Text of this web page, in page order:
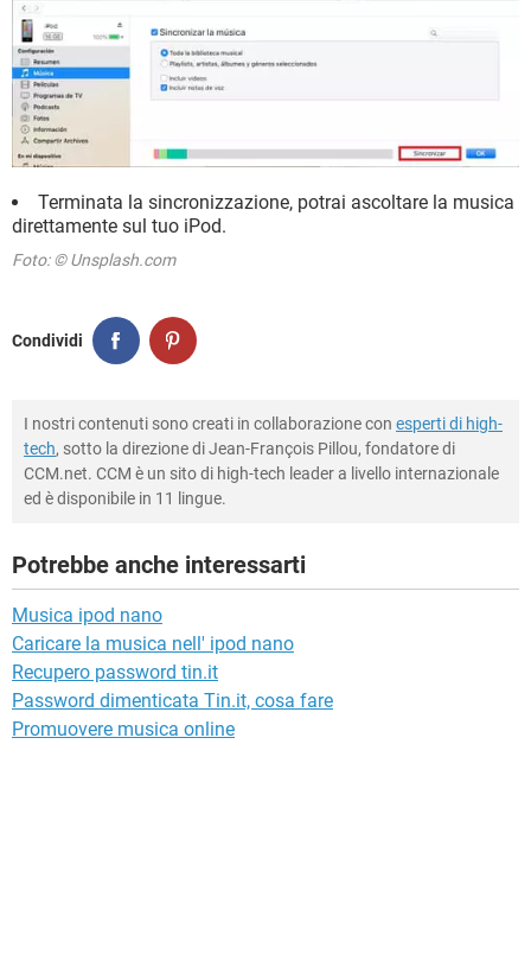
Terminata la sincronizzazione, potrai ascoltare la musica
direttamente sul tuo iPod.
Foto: © Unsplash.com
Condividi
I nostri contenuti sono creati in collaborazione con esperti di high-
tech, sotto la direzione di Jean-François Pillou, fondatore di
CCM.net. CCM è un sito di high-tech leader a livello internazionale
ed è disponibile in 11 lingue.
Potrebbe anche interessarti
Musica ipod nano
Caricare la musica nell' ipod nano
Recupero password tin.it
Password dimenticata Tin.it, cosa fare
Promuovere musica online